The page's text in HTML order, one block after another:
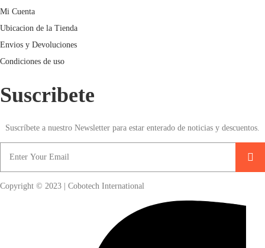
Mi Cuenta
Ubicacion de la Tienda
Envios y Devoluciones
Condiciones de uso
Suscribete
Suscríbete a nuestro Newsletter para estar enterado de noticias y descuentos.
Copyright © 2023 | Cobotech International